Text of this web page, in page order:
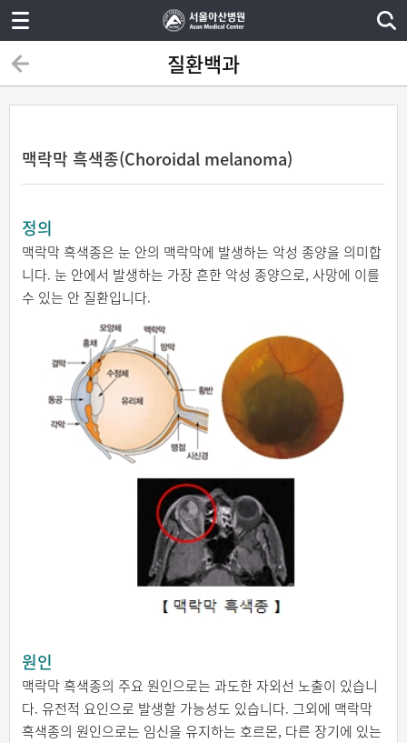
질환백과
맥락막 흑색종(Choroidal melanoma)
정의
맥락막 흑색종은 눈 안의 맥락막에 발생하는 악성 종양을 의미합
니다. 눈 안에서 발생하는 가장 흔한 악성 종양으로, 사망에 이를
수 있는 안 질환입니다.
원인
맥락막 흑색종의 주요 원인으로는 과도한 자외선 노출이 있습니
다. 유전적 요인으로 발생할 가능성도 있습니다. 그외에 맥락막
흑색종의 원인으로는 임신을 유지하는 호르몬, 다른 장기에 있는